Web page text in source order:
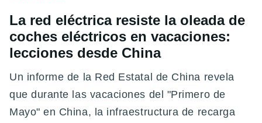
La red eléctrica resiste la oleada de
coches eléctricos en vacaciones:
lecciones desde China
Un informe de la Red Estatal de China revela
que durante las vacaciones del "Primero de
Mayo" en China, la infraestructura de recarga